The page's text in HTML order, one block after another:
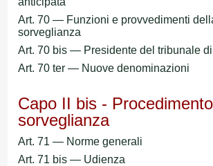
Art. 70 — Funzioni e provvedimenti
sorveglianza
Art. 70 bis — Presidente del tribunale
Art. 70 ter — Nuove denominazioni
Capo II bis -
sorveglianza
Art. 71 — Norme generali
Art. 71 bis — Udienza